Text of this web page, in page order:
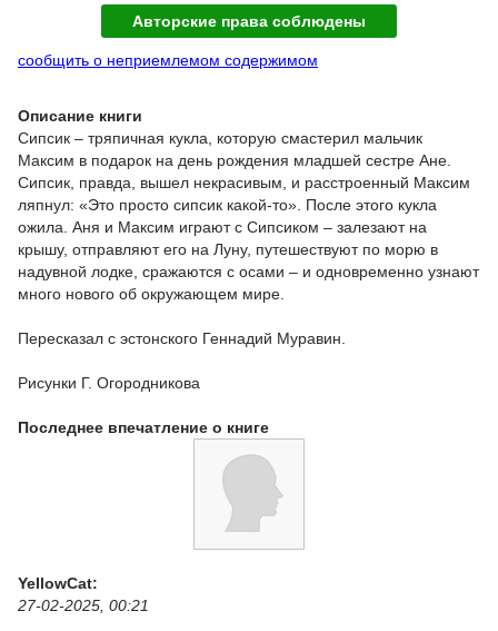
Авторские права соблюдены
сообщить о неприемлемом содержимом
Описание книги
Сипсик – тряпичная кукла, которую смастерил мальчик
Максим в подарок на день рождения младшей сестре Ане.
Сипсик, правда, вышел некрасивым, и расстроенный Максим
ляпнул: «Это просто сипсик какой-то». После этого кукла
ожила. Аня и Максим играют с Сипсиком – залезают на
крышу, отправляют его на Луну, путешествуют по морю в
надувной лодке, сражаются с осами – и одновременно узнают
много нового об окружающем мире.
Пересказал с эстонского Геннадий Муравин.
Рисунки Г. Огородникова
Последнее впечатление о книге
YellowCat:
27-02-2025, 00:21